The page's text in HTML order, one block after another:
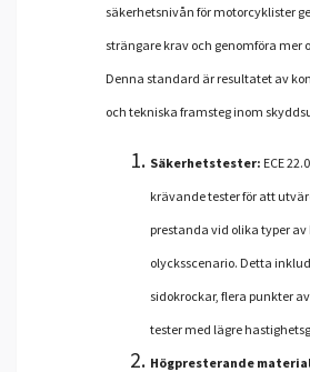
säkerhetsnivån för motorcyklister
strängare krav och genomföra mer
Denna standard är resultatet av
och tekniska framsteg inom
Säkerhetstester: ECE
krävande tester för att
prestanda vid olika typer av
olycksscenario. Detta
sidokrockar, flera punkter
tester med lägre
Högpresterande